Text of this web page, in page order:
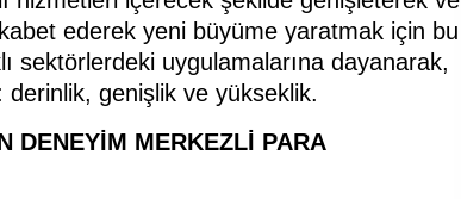
ederek yeni büyüme yaratmak için bu
sektörlerdeki uygulamalarına dayanarak,
derinlik, genişlik ve yükseklik.
DENEYİM MERKEZLİ PARA